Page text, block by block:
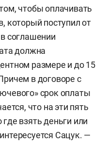
чтобы оплачивать
который поступил от
соглашении
должна
размере и до 15
в договоре с
срок оплаты
что на эти пять
взять деньги или
Сацук. —